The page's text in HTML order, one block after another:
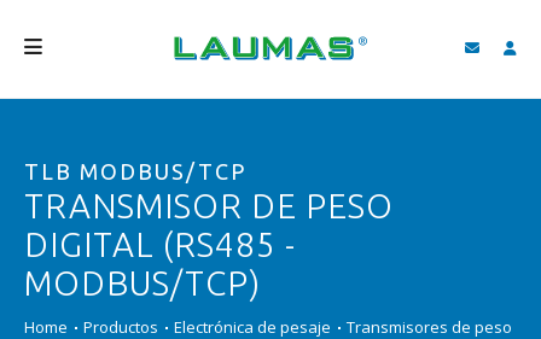
PRODUCTOS
SERVICIOS
ASISTENCIA Y DESCARGAS
VIDEO
TLB MODBUS/TCP
TRANSMISOR DE PESO
DIGITAL (RS485 -
MODBUS/TCP)
Home Productos Electrónica de pesaje
Transmisores de peso